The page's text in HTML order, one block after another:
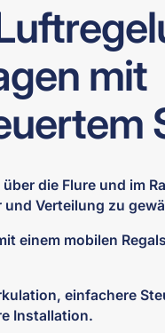
mit
die Flure und im
und Verteilung zu
einem mobilen
einfachere
Installation.